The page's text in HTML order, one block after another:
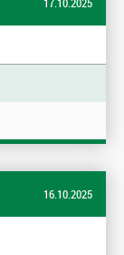
16.10.2025